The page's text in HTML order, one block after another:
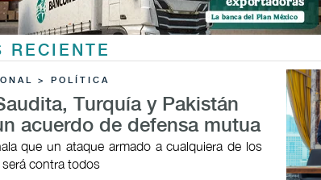
RECIENTE
> POLÍTICA
Turquía y Pakistán
acuerdo de defensa mutua
que un ataque armado a cualquiera de los
contra todos